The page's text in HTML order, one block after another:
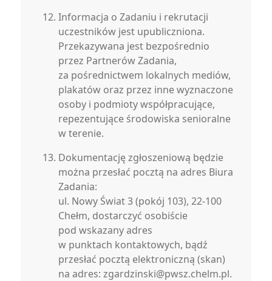
Informacja o Zadaniu i rekrutacji
uczestników jest upubliczniona.
Przekazywana jest bezpośrednio
przez Partnerów Zadania,
za pośrednictwem lokalnych mediów,
plakatów oraz przez inne wyznaczone
osoby i podmioty współpracujące,
repezentujące środowiska senioralne
w terenie.
Dokumentację zgłoszeniową będzie
można przesłać pocztą na adres Biura
Zadania:
ul. Nowy Świat 3 (pokój 103), 22-100
Chełm, dostarczyć osobiście
pod wskazany adres
w punktach kontaktowych, bądź
przesłać pocztą elektroniczną (skan)
na adres: zgardzinski@pwsz.chelm.pl.